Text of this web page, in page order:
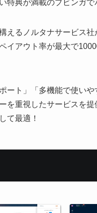
特典が満載のブビンガで
えるノルタナサービス
イアウト率が最大で
ート」「多機能で使い
を重視したサービスを
て最適！